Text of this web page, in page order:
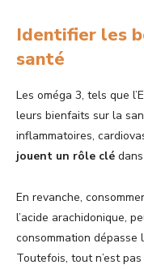
Identifier les
santé
Les oméga 3, tels que
leurs bienfaits sur la
inflammatoires,
jouent un rôle clé
En revanche,
l’acide arachidonique,
consommation dépasse
Toutefois, tout n’est